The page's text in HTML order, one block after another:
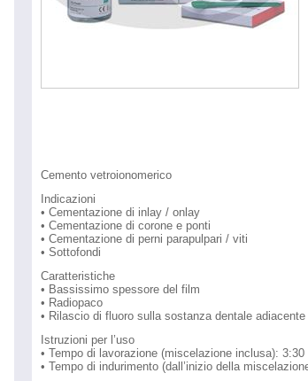
Cemento vetroionomerico
Indicazioni
• Cementazione di inlay / onlay
• Cementazione di corone e ponti
• Cementazione di perni parapulpari / viti
• Sottofondi
Caratteristiche
• Bassissimo spessore del film
• Radiopaco
• Rilascio di fluoro sulla sostanza dentale adiacente
Istruzioni per l’uso
• Tempo di lavorazione (miscelazione inclusa): 3:30
• Tempo di indurimento (dall’inizio della